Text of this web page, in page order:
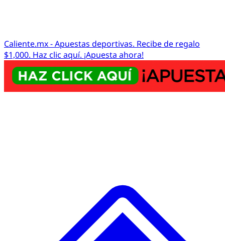
Caliente.mx - Apuestas deportivas. Recibe de regalo
$1,000. Haz clic aquí. ¡Apuesta ahora!